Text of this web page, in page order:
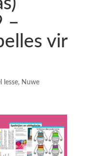
–
vir
lesse, Nuwe